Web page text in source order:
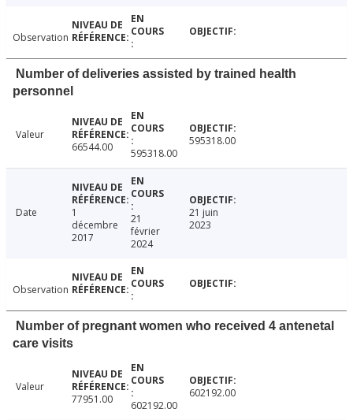
Observation
Number of deliveries assisted by trained health
personnel
Valeur
66544.00
595318.00
595318.00
Date
1
décembre
2017
21
février
2024
21 juin
2023
Observation
Number of pregnant women who received 4 antenetal
care visits
Valeur
77951.00
602192.00
602192.00